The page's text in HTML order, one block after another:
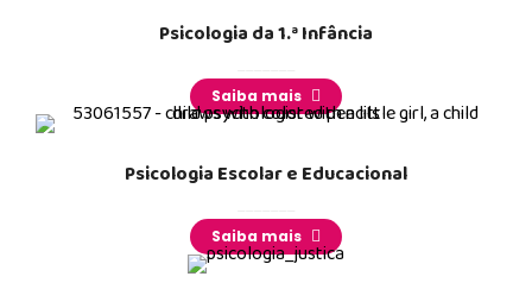
Psicologia da 1.ª Infância
Saiba mais
Psicologia Escolar e Educacional
Saiba mais